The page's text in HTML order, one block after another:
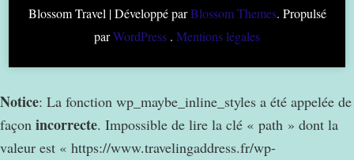
Blossom Travel | Développé parBlossom Themes. Propulsé
parWordPress . Mentions légales
Notice: La fonction wp_maybe_inline_styles a été appelée de
façon incorrecte. Impossible de lire la clé « path » dont la
valeur est « https://www.travelingaddress.fr/wp-